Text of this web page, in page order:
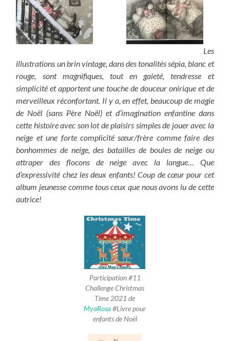
Les
illustrations un brin vintage, dans des tonalités sépia, blanc et
rouge, sont magnifiques, tout en gaieté, tendresse et
simplicité et apportent une touche de douceur onirique et de
merveilleux réconfortant. Il y a, en effet, beaucoup de magie
de Noël (sans Père Noël) et d’imagination enfantine dans
cette histoire avec son lot de plaisirs simples de jouer avec la
neige et une forte complicité sœur/frère comme faire des
bonhommes de neige, des batailles de boules de neige ou
attraper des flocons de neige avec la langue… Que
d’expressivité chez les deux enfants! Coup de cœur pour cet
album jeunesse comme tous ceux que nous avons lu de cette
autrice!
Participation #11
Challenge Christmas
Time 2021 de
MyaRosa#Livre pour
enfants de Noël